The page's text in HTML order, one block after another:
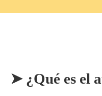
➤ ¿Qué es el